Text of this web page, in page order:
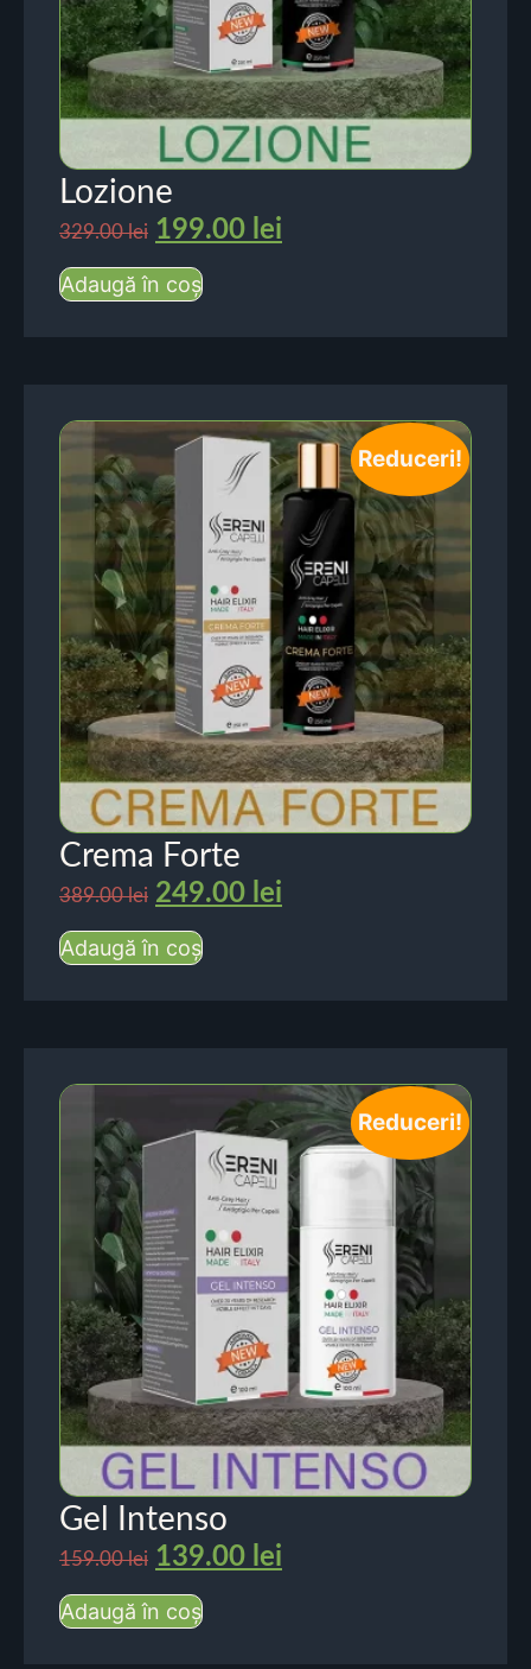
Lozione
329.00lei 199.00 lei
Adaugă în coș
Reduceri!
Crema Forte
389.00lei 249.00 lei
Adaugă în coș
Reduceri!
Gel Intenso
159.00lei 139.00 lei
Adaugă în coș